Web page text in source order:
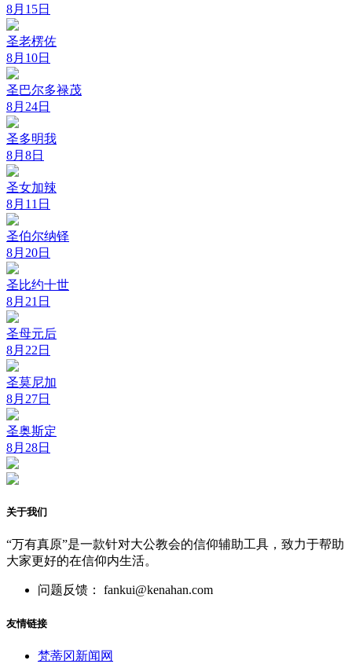
8月15日
圣老楞佐
8月10日
圣巴尔多禄茂
8月24日
圣多明我
8月8日
圣女加辣
8月11日
圣伯尔纳铎
8月20日
圣比约十世
8月21日
圣母元后
8月22日
圣莫尼加
8月27日
圣奥斯定
8月28日
关于我们
“万有真原”是一款针对大公教会的信仰辅助工具，致力于帮助
大家更好的在信仰内生活。
问题反馈： fankui@kenahan.com
友情链接
梵蒂冈新闻网